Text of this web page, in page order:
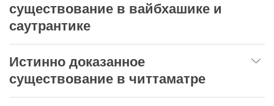
существование в вайбхашике и
саутрантике
Истинно доказанное
существование в читтаматре